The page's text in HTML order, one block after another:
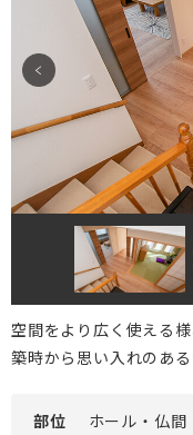
札幌フルリノベーション
中古リノベーション
DI窓
OKUリノベーション
古民家／町家
太陽光発電システム
エクステリアリフォーム
非住宅リノベーション
二世帯住宅リフォーム
リフォーム事例
プランナー一覧
ご相談・資
お
新着情報
会社情報
空間をより広く使える
築時から思い入れのある
部位 ホール・仏間